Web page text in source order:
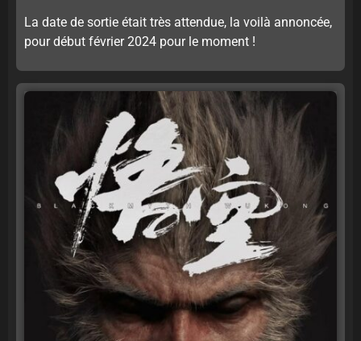
La date de sortie était très attendue, la voilà annoncée,
pour début février 2024 pour le moment !